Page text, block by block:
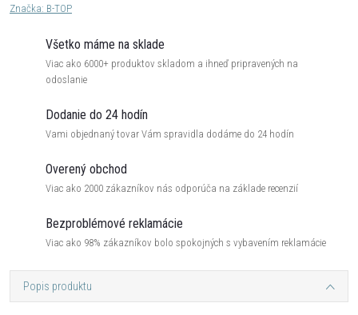
Značka: B-TOP
Všetko máme na sklade
Viac ako 6000+ produktov skladom a ihneď pripravených na
odoslanie
Dodanie do 24 hodín
Vami objednaný tovar Vám spravidla dodáme do 24 hodín
Overený obchod
Viac ako 2000 zákazníkov nás odporúča na základe recenzií
Bezproblémové reklamácie
Viac ako 98% zákazníkov bolo spokojných s vybavením reklamácie
Popis produktu